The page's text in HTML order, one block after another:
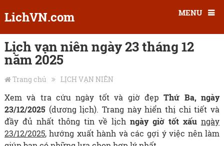
LichVN.com MENU
Lịch vạn niên ngày 23 tháng 12
năm 2025
Trang chủ LỊCH VẠN NIÊN
Xem và tra cứu ngày tốt và giờ đẹpThứ Ba, ngày
23/12/2025 (dương lịch). Trang này hiển thị chi tiết và
đầy đủ nhất thông tin về lịchngày giờ tốt xấu ngày
23/12/2025, hướng xuất hành và các gợi ý việc nên làm